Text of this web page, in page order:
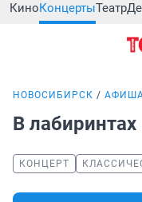
КиноКонцертыТеатр
НОВОСИБИРСК
В лабиринтах
КОНЦЕРТ